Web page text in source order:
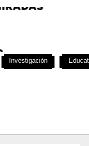
Investigación